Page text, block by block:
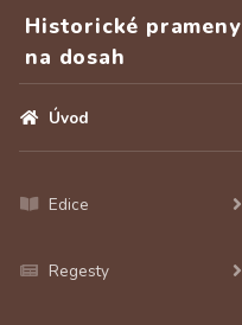
Historické prameny
na dosah
Úvod
Edice
Regesty